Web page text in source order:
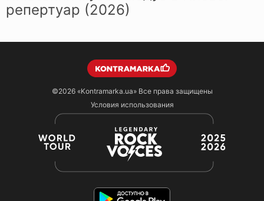
репертуар (2026)
©2026 «Kontramarka.ua»Все права защищены
Условия использования